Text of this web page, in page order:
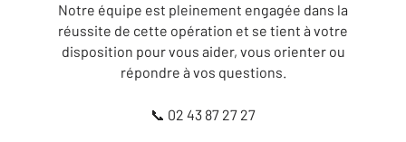
Notre équipe est pleinement engagée dans la
réussite de cette opération et se tient à votre
disposition pour vous aider, vous orienter ou
répondre à vos questions.
📞 02 43 87 27 27